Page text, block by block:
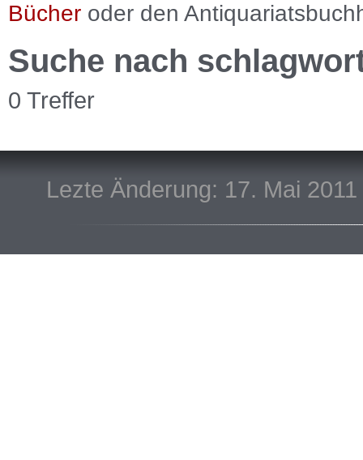
Bücher oder den
Suche nach
0 Treffer
Lezte Änderung: 17. Mai